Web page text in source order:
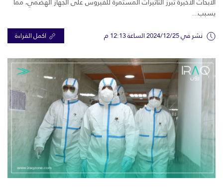
يسبب...
نشر في 2024/12/25 الساعة 12:13 م اكمل القراءة